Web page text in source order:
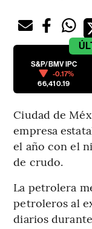
S&P/BMV IPC
-0.17%
66,410.19
Ciudad de
empresa
el año con el
de crudo.
La petrolera
petroleros al
diarios